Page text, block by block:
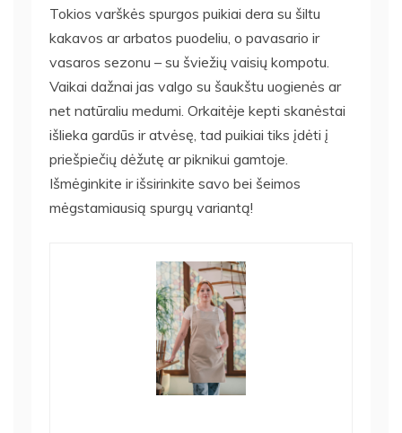
Tokios varškės spurgos puikiai dera su šiltu
kakavos ar arbatos puodeliu, o pavasario ir
vasaros sezonu – su šviežių vaisių kompotu.
Vaikai dažnai jas valgo su šaukštu uogienės ar
net natūraliu medumi. Orkaitėje kepti skanėstai
išlieka gardūs ir atvėsę, tad puikiai tiks įdėti į
priešpiečių dėžutę ar piknikui gamtoje.
Išmėginkite ir išsirinkite savo bei šeimos
mėgstamiausią spurgų variantą!